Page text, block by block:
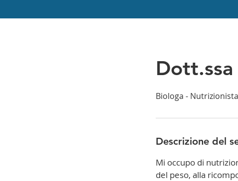
Dott.ssa
Biologa - Nutrizionista
Descrizione del
Mi occupo di
del peso, alla